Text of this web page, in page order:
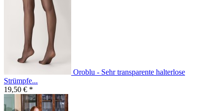
Oroblu - Sehr transparente halterlose
Strümpfe...
19,50 € *